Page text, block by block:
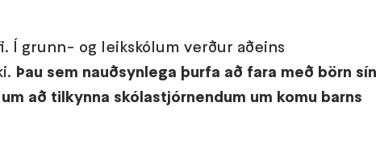
Í grunn- og leikskólum verður aðeins
Þau sem nauðsynlega þurfa að fara með börn
að tilkynna skólastjórnendum um komu barns